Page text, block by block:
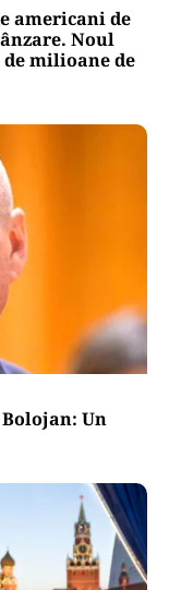
americani de
Noul
milioane de
Un